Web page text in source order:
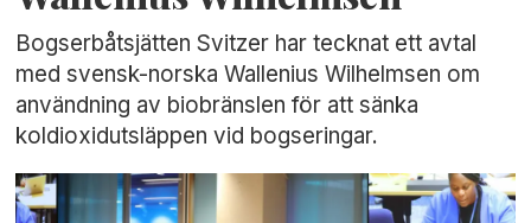
Bogserbåtsjätten Svitzer har tecknat ett avtal
med svensk-norska Wallenius Wilhelmsen om
användning av biobränslen för att sänka
koldioxidutsläppen vid bogseringar.